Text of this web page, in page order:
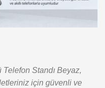
Standı Beyaz,
için güvenli ve